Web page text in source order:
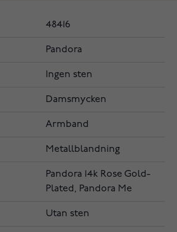
48416
Pandora
Ingen sten
Damsmycken
Armband
Metallblandning
Pandora 14k Rose Gold-
Plated, Pandora Me
Utan sten